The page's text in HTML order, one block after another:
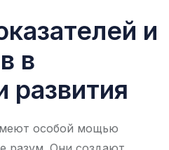
и
в
развития
особой мощью